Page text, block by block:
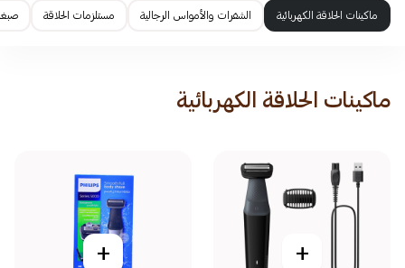
ماكينات الحلاقة الكهربائية الشفرات والأمواس الرجالية مستلزمات الحلاقة
ماكينات الحلاقة الكهربائية
+
+